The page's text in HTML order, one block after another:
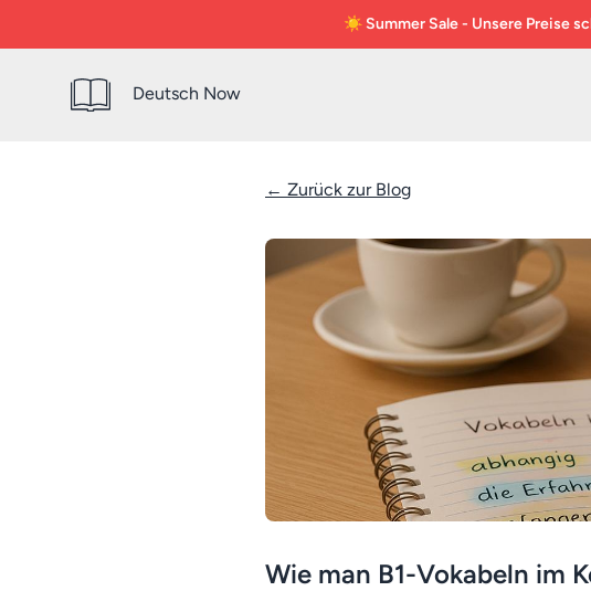
☀️ Summer Sale - Unsere Preise
Deutsch Now
← Zurück zur Blog
Wie man B1-Vokabeln im